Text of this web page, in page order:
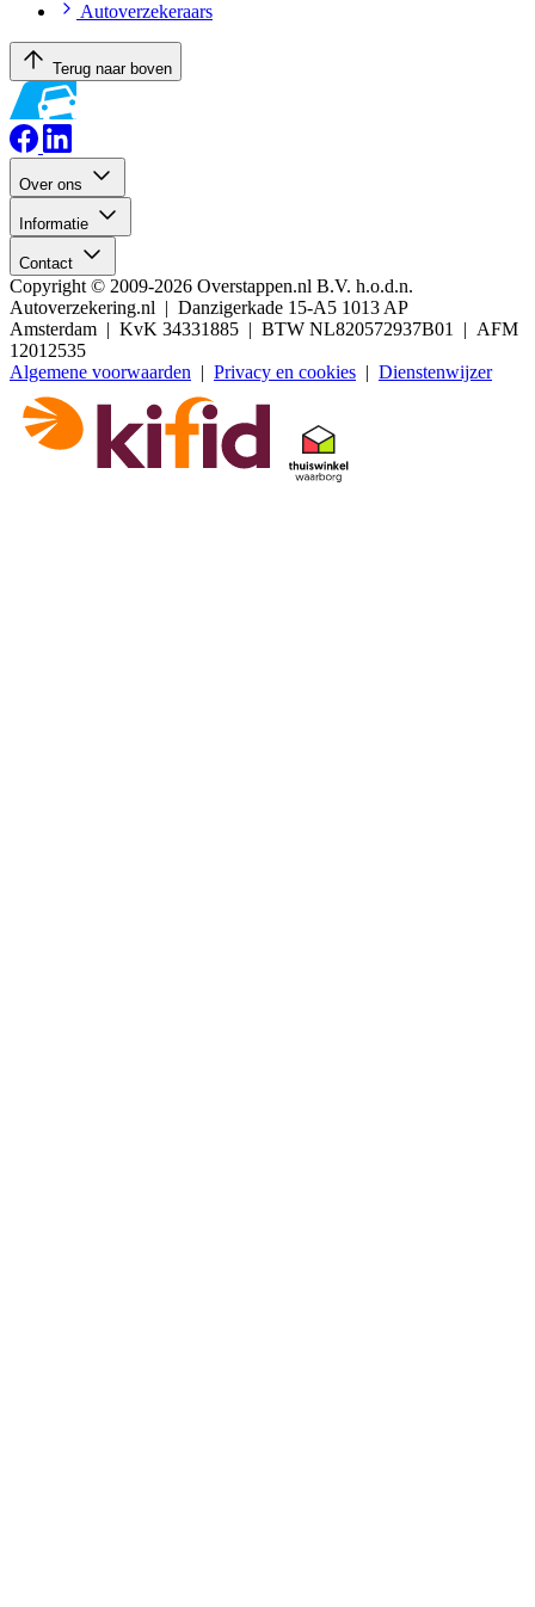
Autoverzekeraars
Terug naar boven
Over ons
Informatie
Contact
Copyright © 2009-2026 Overstappen.nl B.V. h.o.d.n.
Autoverzekering.nl | Danzigerkade 15-A5 1013 AP
Amsterdam | KvK 34331885 | BTW NL820572937B01 | AFM
12012535
Algemene voorwaarden | Privacy en cookies | Dienstenwijzer